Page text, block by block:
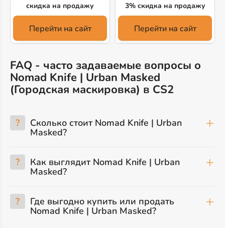
скидка на продажу
Перейти на сайт
3% скидка на продажу
Перейти на сайт
FAQ - часто задаваемые вопросы о
Nomad Knife | Urban Masked
(Городская маскировка) в CS2
? Сколько стоит Nomad Knife | Urban
Masked?
? Как выглядит Nomad Knife | Urban
Masked?
? Где выгодно купить или продать
Nomad Knife | Urban Masked?